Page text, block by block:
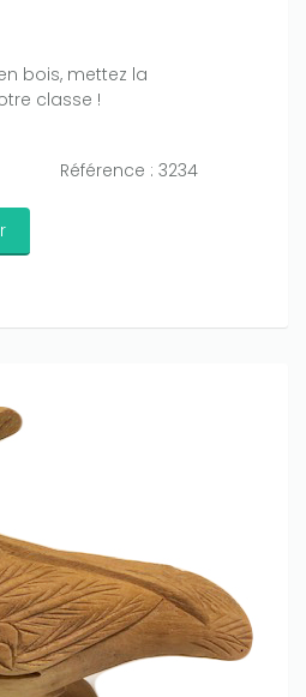
bois, mettez la
classe !
Référence : 3234